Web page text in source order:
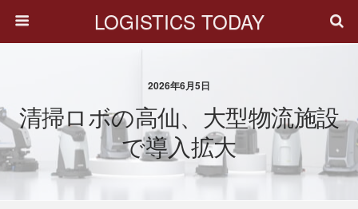
LOGISTICS TODAY
2026年6月5日
清掃ロボの高仙、大型物流施設
で導入拡大